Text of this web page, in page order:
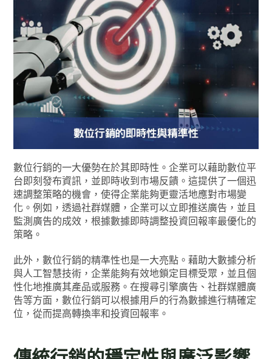
數位行銷的一大優勢在於其即時性。企業可以藉助數位平
台即刻發布資訊，並即時收到市場反饋。這提供了一個迅
速調整策略的機會，使得企業能夠更靈活地應對市場變
化。例如，透過社群媒體，企業可以立即推送廣告，並且
監測廣告的成效，根據數據即時調整投資回報率最優化的
策略。
此外，數位行銷的精準性也是一大亮點。藉助大數據分析
與人工智慧技術，企業能夠有效地鎖定目標受眾，並且個
性化地推廣其產品或服務。在搜尋引擎廣告、社群媒體廣
告等方面，數位行銷可以根據用戶的行為數據進行精確定
位，從而提高轉換率和投資回報率。